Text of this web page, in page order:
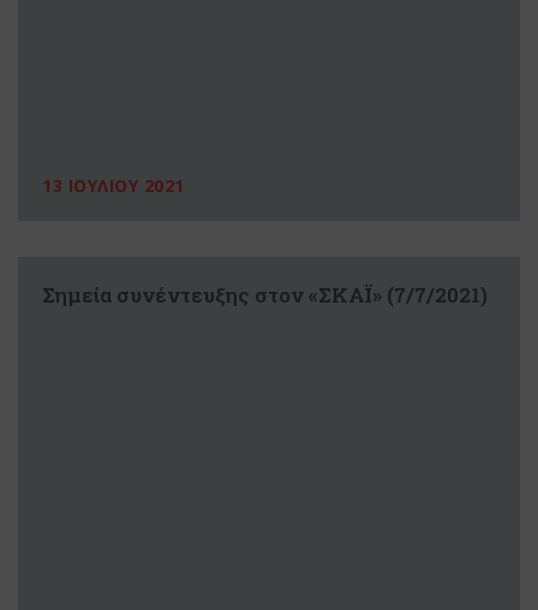
13 ΙΟΥΛΙΟΥ 2021
Σημεία συνέντευξης στον «ΣΚΑΪ» (7/7/2021)